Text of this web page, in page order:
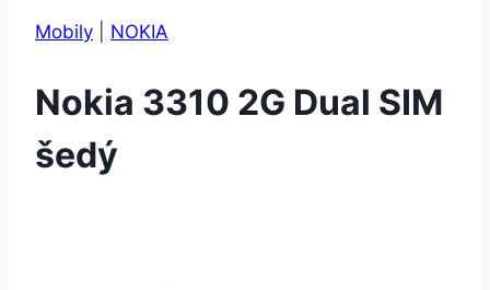
Mobily NOKIA
Nokia 3310 2G Dual SIM
šedý